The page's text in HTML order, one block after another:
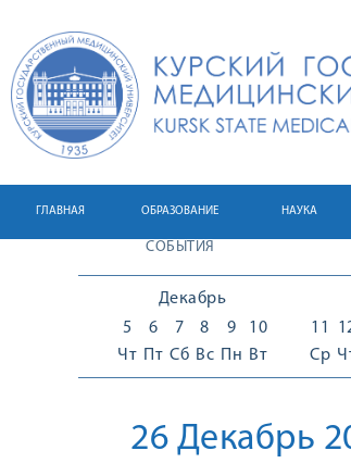
ГЛАВНАЯ ОБРАЗОВАНИЕ НАУКА
СОБЫТИЯ
Декабрь
5
Чт
6
Пт
7
Сб
8
Вс
9
Пн
10
Вт
11
Ср
26 Декабрь